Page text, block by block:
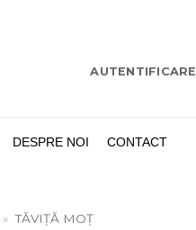
AUTENTIFICARE
DESPRE NOI CONTACT
» TĂVIȚĂ MOȚ